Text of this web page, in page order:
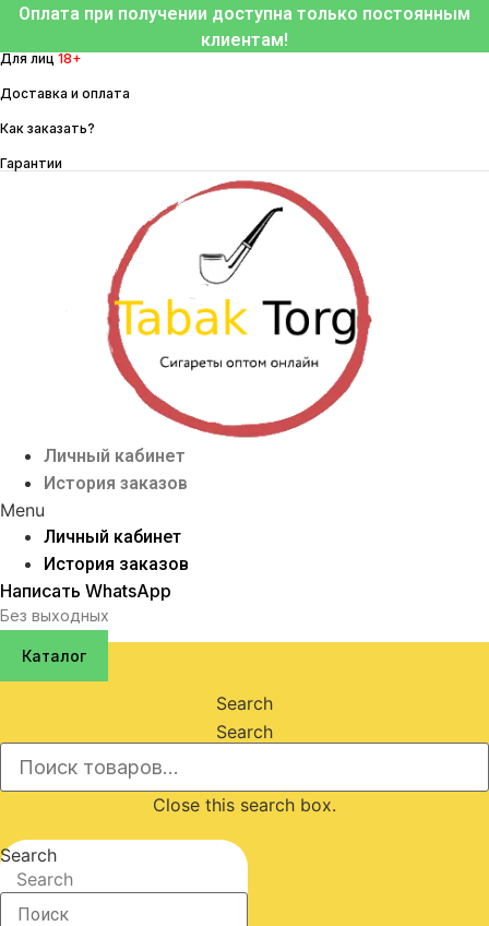
Перейти
содержимому
Оплата при получении доступна только постоянным
клиентам!
Для лиц 18+
Доставка и оплата
Как заказать?
Гарантии
Личный кабинет
История заказов
Menu
Личный кабинет
История заказов
Написать WhatsApp
Без выходных
Каталог
Search
Search
Close this search box.
Search
Search